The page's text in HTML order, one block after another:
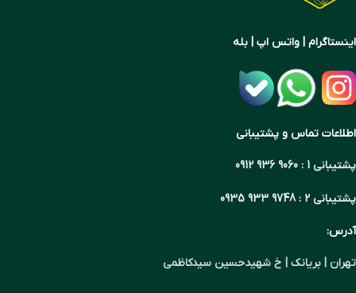
اینستاگرام | واتس اپ | بله
اطلاعات تماس و پشتیبانی
پشتیبانی 1 : 9060 936 0912
پشتیبانی 2 : 9748 933 0935
آدرس:
تهران | بریانک | خ شهیدحسین سیدکاظمی